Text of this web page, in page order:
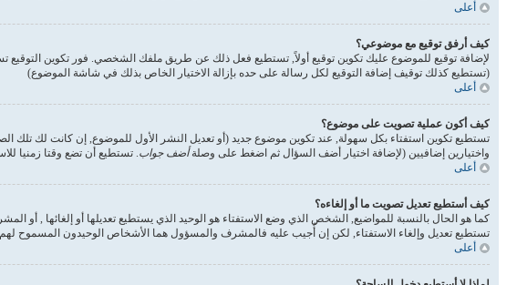
أعلى
كيف أرفق توقيع مع موضوعي؟
لإضافة توقيع للموضوع عليك تكوين توقيع أولاً, تستطيع فعل ذلك عن طريق ملفك الشخصي. فور تكوين
(تستطيع كذلك توقيف إضافة التوقيع لكل رسالة على حده بإزالة الاختيار الخاص بذلك في شاشة الموضوع)
أعلى
كيف أكون عملية تصويت على موضوع؟
تستطيع تكوين استفتاء بكل سهولة, عند تكوين موضوع جديد (أو تعديل النشر الأول للموضوع, إن كانت لك تلك
واختيارين إضافيين (لإضافة اختيار أضف السؤال ثم اضغط على وصلةأضف جواب. تستطيع أن تضع وقتا زمنيا
أعلى
كيف أستطيع تعديل تصويت ما أو إلغاءه؟
كما هو الحال بالنسبة للمواضيع, الشخص الذي وضع الاستفتاء هو الوحيد الذي يستطيع تعديلها أو إلغائها ,
تستطيع تعديل وإلغاء الاستفتاء, لكن إن أُجيب عليه فالمشرف والمسؤول هما الأشخاص الوحيدون المسموح لهم
أعلى